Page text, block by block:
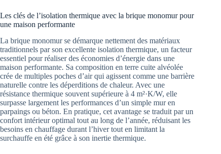
Les clés de l’isolation thermique avec la brique monomur pour
une maison performante
La brique monomur se démarque nettement des matériaux
traditionnels par son excellente isolation thermique, un facteur
essentiel pour réaliser des économies d’énergie dans une
maison performante. Sa composition en terre cuite alvéolée
crée de multiples poches d’air qui agissent comme une barrière
naturelle contre les déperditions de chaleur. Avec une
résistance thermique souvent supérieure à 4 m²·K/W, elle
surpasse largement les performances d’un simple mur en
parpaings ou béton. En pratique, cet avantage se traduit par un
confort intérieur optimal tout au long de l’année, réduisant les
besoins en chauffage durant l’hiver tout en limitant la
surchauffe en été grâce à son inertie thermique.